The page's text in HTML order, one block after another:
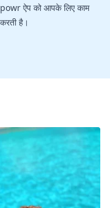
ऐप को आपके लिए काम
है।